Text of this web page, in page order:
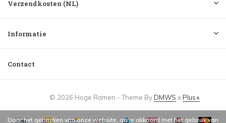
Verzendkosten (NL)
Informatie
Contact
© 2026 Hoge Ramen - Theme ByDMWS xPlus+
Door het gebruiken van onze website, ga je akkoord met het gebruik van